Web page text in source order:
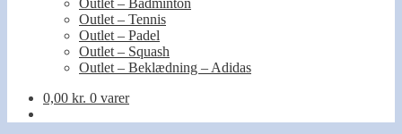
Outlet – Badminton
Outlet – Tennis
Outlet – Padel
Outlet – Squash
Outlet – Beklædning – Adidas
0,00 kr. 0 varer